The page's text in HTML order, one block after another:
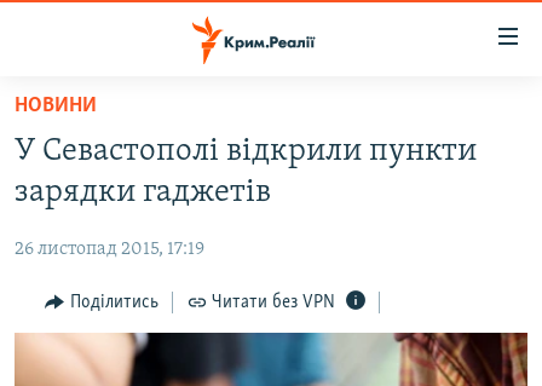
Перейти
основного
матеріалу
Перейти
до
навігації
Перейти
ВІДЕО ТА ФОТО
ПОЛІТИКА
БЛОГИ
ПОГЛЯД
НОВИНИ
У Севастополі відкрили пункти
зарядки гаджетів
26 листопад 2015, 17:19
Поділитись Читати без VPN